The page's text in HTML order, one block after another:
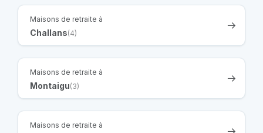
Maisons de retraite à
Challans(4)
Maisons de retraite à
Montaigu(3)
Maisons de retraite à